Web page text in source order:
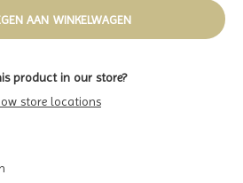
AAN WINKELWAGEN
product in our store?
store locations